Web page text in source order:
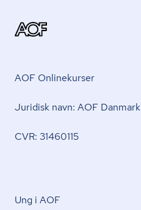
AOF Onlinekurser
Juridisk navn: AOF Danmark
CVR: 31460115
Ung i AOF